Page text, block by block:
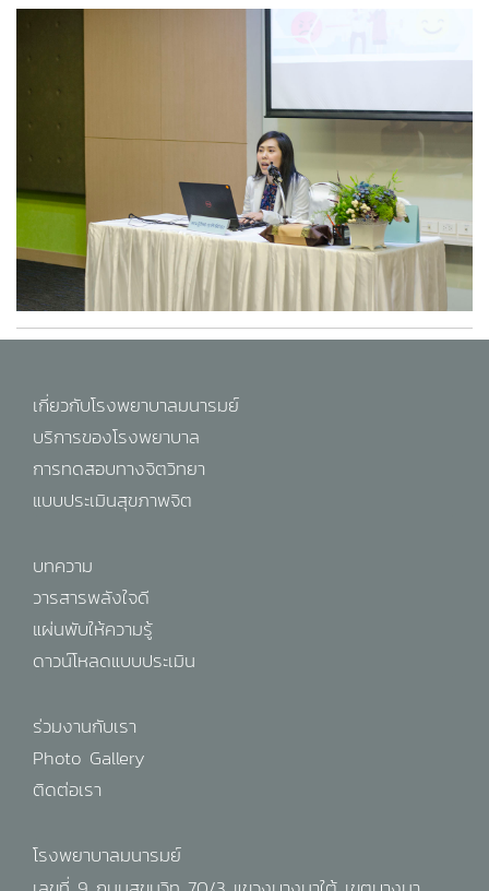
เกี่ยวกับโรงพยาบาลมนารมย์
บริการของโรงพยาบาล
การทดสอบทางจิตวิทยา
แบบประเมินสุขภาพจิต
บทความ
วารสารพลังใจดี
แผ่นพับให้ความรู้
ดาวน์โหลดแบบประเมิน
ร่วมงานกับเรา
Photo Gallery
ติดต่อเรา
โรงพยาบาลมนารมย์